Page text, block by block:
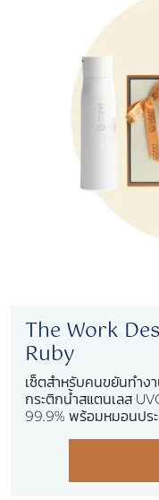
The Work
Ruby
เซ็ตสำหรับคนขยันทำง
กระติกน้ำสแตนเลส
99.9% พร้อมหมอนปร